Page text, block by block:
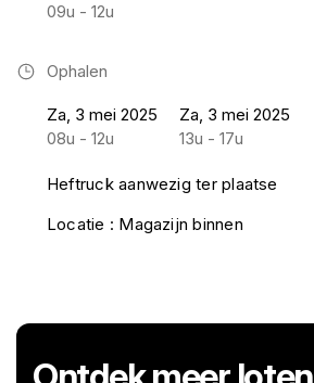
09u - 12u
Ophalen
Za, 3 mei 2025
08u - 12u
Za, 3 mei 2025
13u - 17u
Heftruck aanwezig ter plaatse
Locatie : Magazijn binnen